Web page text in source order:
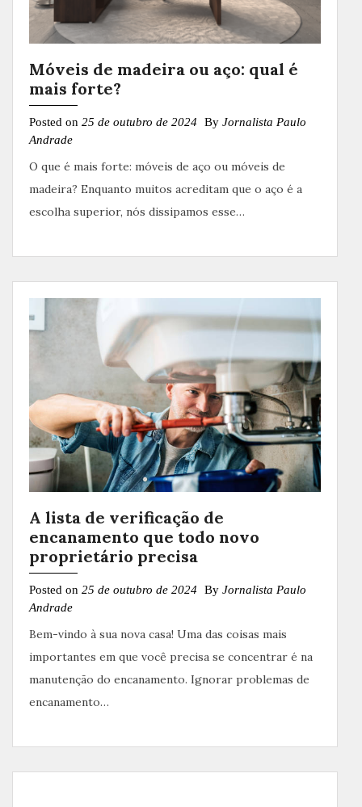
Móveis de madeira ou aço: qual é
mais forte?
Posted on 25 de outubro de 2024 By Jornalista Paulo
Andrade
O que é mais forte: móveis de aço ou móveis de
madeira? Enquanto muitos acreditam que o aço é a
escolha superior, nós dissipamos esse…
A lista de verificação de
encanamento que todo novo
proprietário precisa
Posted on 25 de outubro de 2024 By Jornalista Paulo
Andrade
Bem-vindo à sua nova casa! Uma das coisas mais
importantes em que você precisa se concentrar é na
manutenção do encanamento. Ignorar problemas de
encanamento…